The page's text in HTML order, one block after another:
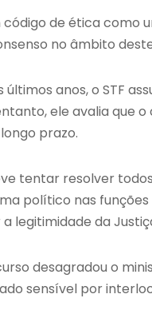
de ética como
no âmbito
anos, o STF
ele avalia que
prazo.
tentar resolver
político nas funções
legitimidade da
desagradou o
sensível por